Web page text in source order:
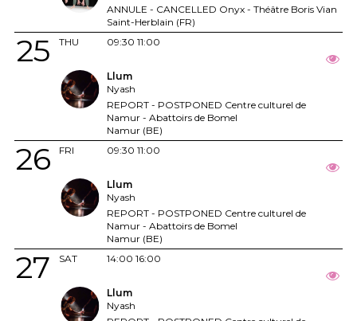
ANNULE - CANCELLED Onyx - Théâtre Boris Vian
Saint-Herblain (FR)
THU
25 09:30 11:00
Llum
Nyash
REPORT - POSTPONED Centre culturel de
Namur - Abattoirs de Bomel
Namur (BE)
FRI
26 09:30 11:00
Llum
Nyash
REPORT - POSTPONED Centre culturel de
Namur - Abattoirs de Bomel
Namur (BE)
SAT
27 14:00 16:00
Llum
Nyash